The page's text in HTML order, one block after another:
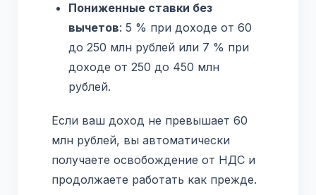
Пониженные ставки без
вычетов: 5 % при доходе от 60
до 250 млн рублей или 7 % при
доходе от 250 до 450 млн
рублей.
Если ваш доход не превышает 60
млн рублей, вы автоматически
получаете освобождение от НДС и
продолжаете работать как прежде.